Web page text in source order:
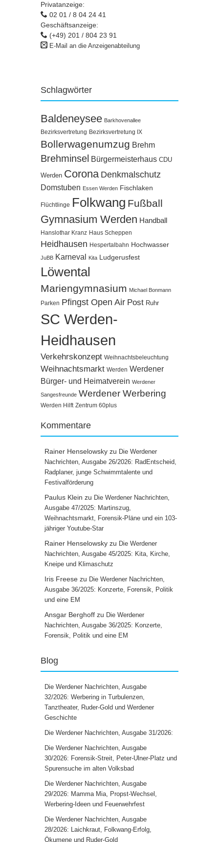
Privatanzeige:
02 01 / 8 04 24 41
Geschäftsanzeige:
(+49) 201 / 804 23 91
E-Mail an die Anzeigenabteilung
Schlagwörter
Baldeneysee Barkhovenallee
Bezirksvertretung Bezirksvertretung IX
Bollerwagenumzug Brehm
Brehminsel Bürgermeisterhaus CDU
Werden Corona Denkmalschutz
Domstuben Essen Werden Fischlaken
Flüchtlinge Folkwang Fußball
Gymnasium Werden Handball
Hanslothar Kranz Haus Scheppen
Heidhausen Hespertalbahn Hochwasser
JuBB Karneval Kita Ludgerusfest
Löwental
Mariengymnasium Michael Bonmann
Parken Pfingst Open Air Post Ruhr
SC Werden-
Heidhausen
Verkehrskonzept Weihnachtsbeleuchtung
Weihnachtsmarkt Werden Werdener
Bürger- und Heimatverein Werdener
Sangesfreunde Werdener Werbering
Werden Hilft Zentrum 60plus
Kommentare
Rainer Henselowsky zu Die Werdener
Nachrichten, Ausgabe 26/2026: RadEntscheid,
Radplaner, junge Schwimmtalente und
Festivalförderung
Paulus Klein zu Die Werdener Nachrichten,
Ausgabe 47/2025: Martinszug,
Weihnachtsmarkt, Forensik-Pläne und ein 103-
jähriger Youtube-Star
Rainer Henselowsky zu Die Werdener
Nachrichten, Ausgabe 45/2025: Kita, Kirche,
Kneipe und Klimaschutz
Iris Freese zu Die Werdener Nachrichten,
Ausgabe 36/2025: Konzerte, Forensik, Politik
und eine EM
Ansgar Berghoff zu Die Werdener
Nachrichten, Ausgabe 36/2025: Konzerte,
Forensik, Politik und eine EM
Blog
Die Werdener Nachrichten, Ausgabe
32/2026: Werbering in Turbulenzen,
Tanztheater, Ruder-Gold und Werdener
Geschichte
Die Werdener Nachrichten, Ausgabe 31/2026:
Die Werdener Nachrichten, Ausgabe
30/2026: Forensik-Streit, Peter-Ulner-Platz und
Spurensuche im alten Volksbad
Die Werdener Nachrichten, Ausgabe
29/2026: Mamma Mia, Propst-Wechsel,
Werbering-Ideen und Feuerwehrfest
Die Werdener Nachrichten, Ausgabe
28/2026: Laichkraut, Folkwang-Erfolg,
Ökumene und Ruder-Gold